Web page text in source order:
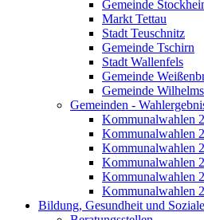
Gemeinde
Markt Tettau
Stadt Teuschnitz
Gemeinde Tschirn
Stadt Wallenfels
Gemeinde
Gemeinde
Gemeinden -
Kommunalwahlen
Kommunalwahlen
Kommunalwahlen
Kommunalwahlen
Kommunalwahlen
Kommunalwahlen
Bildung, Gesundheit und